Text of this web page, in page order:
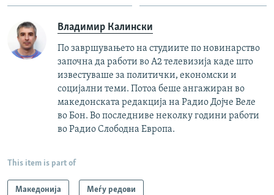
Владимир Калински
По завршувањето на студиите по новинарство
започна да работи во А2 телевизија каде што
известуваше за политички, економски и
социјални теми. Потоа беше ангажиран во
македонската редакција на Радио Дојче Веле
во Бон. Во последниве неколку години работи
во Радио Слободна Европа.
This item is part of
Македонија Меѓу редови